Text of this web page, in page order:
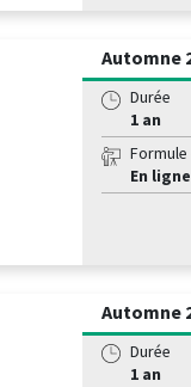
Automne
Durée
1 an
En ligne
Automne
Durée
1 an